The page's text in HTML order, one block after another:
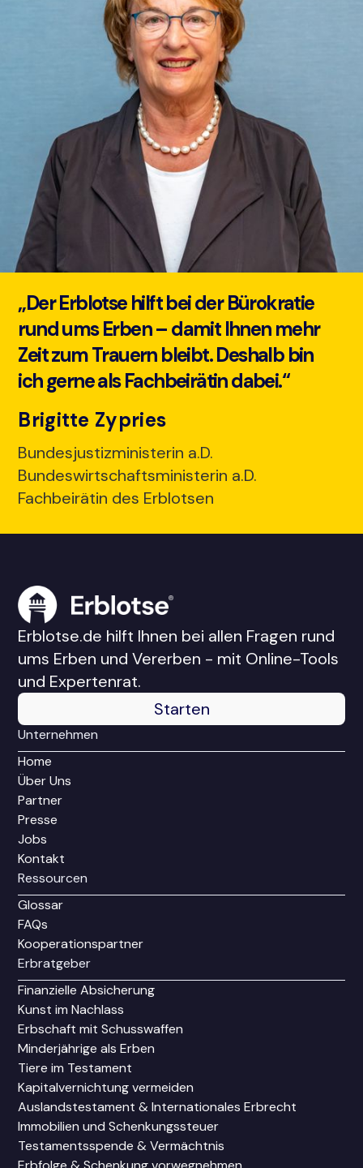
„Der Erblotse hilft bei der Bürokratie
rund ums Erben – damit Ihnen mehr
Zeit zum Trauern bleibt. Deshalb bin
ich gerne als Fachbeirätin dabei.“
Brigitte Zypries
Bundesjustizministerin a.D.
Bundeswirtschaftsministerin a.D.
Fachbeirätin des Erblotsen
Erblotse.de hilft Ihnen bei allen Fragen rund
ums Erben und Vererben - mit Online-Tools
und Expertenrat.
Starten
Unternehmen
Home
Über Uns
Partner
Presse
Jobs
Kontakt
Ressourcen
Glossar
FAQs
Kooperationspartner
Erbratgeber
Finanzielle Absicherung
Kunst im Nachlass
Erbschaft mit Schusswaffen
Minderjährige als Erben
Tiere im Testament
Kapitalvernichtung vermeiden
Auslandstestament & Internationales Erbrecht
Immobilien und Schenkungssteuer
Testamentsspende & Vermächtnis